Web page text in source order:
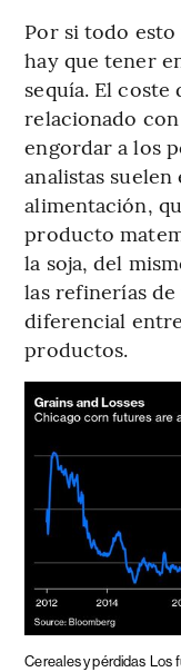
Por si todo
hay que tener
sequía. El
relacionado
engordar a los
analistas
alimentación,
producto
la soja, del
las refinerías
diferencial
productos.
Cereales y pérdidas Los